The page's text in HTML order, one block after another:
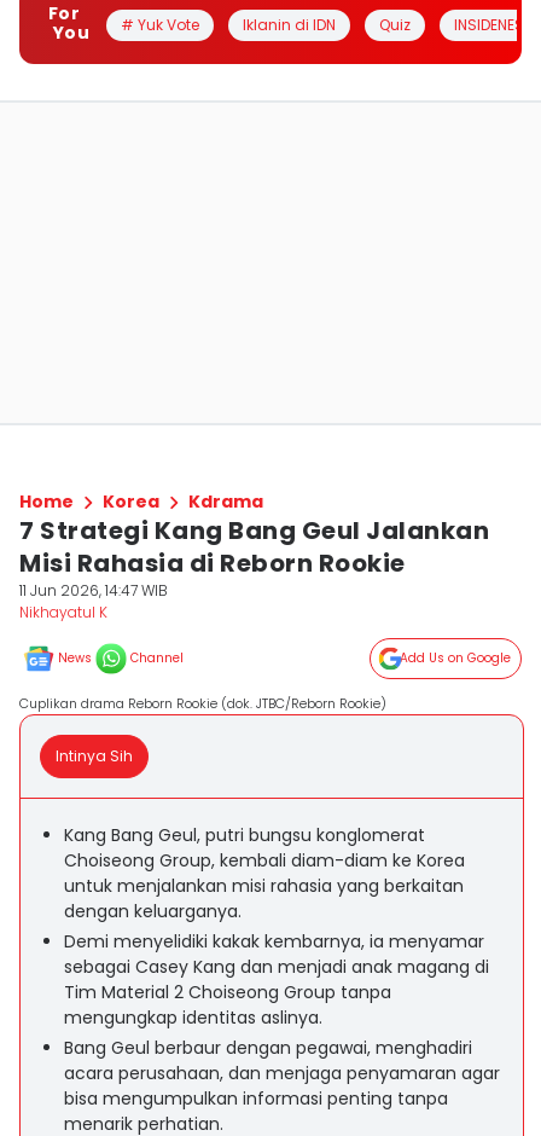
For
You
# Yuk Vote Iklanin di IDN Quiz INSIDENESIA
Home Korea Kdrama
7 Strategi Kang Bang Geul Jalankan
Misi Rahasia di Reborn Rookie
11 Jun 2026, 14:47 WIB
Nikhayatul K
News Channel Add Us on Google
Cuplikan drama Reborn Rookie (dok. JTBC/Reborn Rookie)
Intinya Sih
Kang Bang Geul, putri bungsu konglomerat
Choiseong Group, kembali diam-diam ke Korea
untuk menjalankan misi rahasia yang berkaitan
dengan keluarganya.
Demi menyelidiki kakak kembarnya, ia menyamar
sebagai Casey Kang dan menjadi anak magang di
Tim Material 2 Choiseong Group tanpa
mengungkap identitas aslinya.
Bang Geul berbaur dengan pegawai, menghadiri
acara perusahaan, dan menjaga penyamaran agar
bisa mengumpulkan informasi penting tanpa
menarik perhatian.